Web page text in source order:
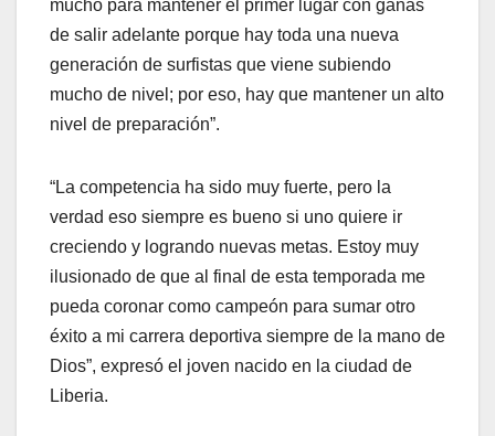
mucho para mantener el primer lugar con ganas
de salir adelante porque hay toda una nueva
generación de surfistas que viene subiendo
mucho de nivel; por eso, hay que mantener un alto
nivel de preparación”.
“La competencia ha sido muy fuerte, pero la
verdad eso siempre es bueno si uno quiere ir
creciendo y logrando nuevas metas. Estoy muy
ilusionado de que al final de esta temporada me
pueda coronar como campeón para sumar otro
éxito a mi carrera deportiva siempre de la mano de
Dios”, expresó el joven nacido en la ciudad de
Liberia.